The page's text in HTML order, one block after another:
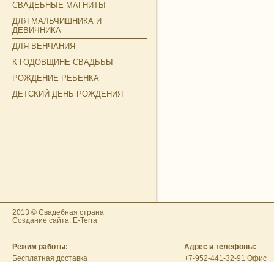
СВАДЕБНЫЕ МАГНИТЫ
ДЛЯ МАЛЬЧИШНИКА И
ДЕВИЧНИКА
ДЛЯ ВЕНЧАНИЯ
К ГОДОВЩИНЕ СВАДЬБЫ
РОЖДЕНИЕ РЕБЕНКА
ДЕТСКИЙ ДЕНЬ РОЖДЕНИЯ
2013 © Свадебная страна
Создание сайта: E-Terra
Режим работы:
Бесплатная доставка
Адрес и телефоны:
+7-952-441-32-91 Офис